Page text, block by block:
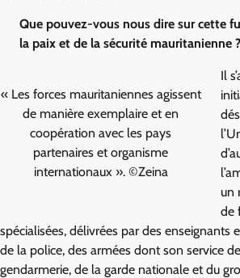
Que pouvez-vous nous dire sur cette
la paix et de la sécurité mauritanienne ?
« Les forces mauritaniennes agissent
de manière exemplaire et en
coopération avec les pays
partenaires et organisme
internationaux ». ©Zeina
Il
un
de
spécialisées, délivrées par des enseignants
de la police, des armées dont son service
gendarmerie, de la garde nationale et du